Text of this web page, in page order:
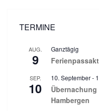
TERMINE
AUG.
9
Ganztägig
SEP.
10
10. September-
Hambergen